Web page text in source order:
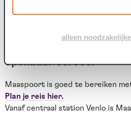
alleen
openbaar vervoer
Maaspoort is goed te bereiken
Plan je reis hier.
Vanaf centraal station Venlo is